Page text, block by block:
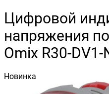
Цифровой
напряжения
Omix R30-DV1-
Новинка